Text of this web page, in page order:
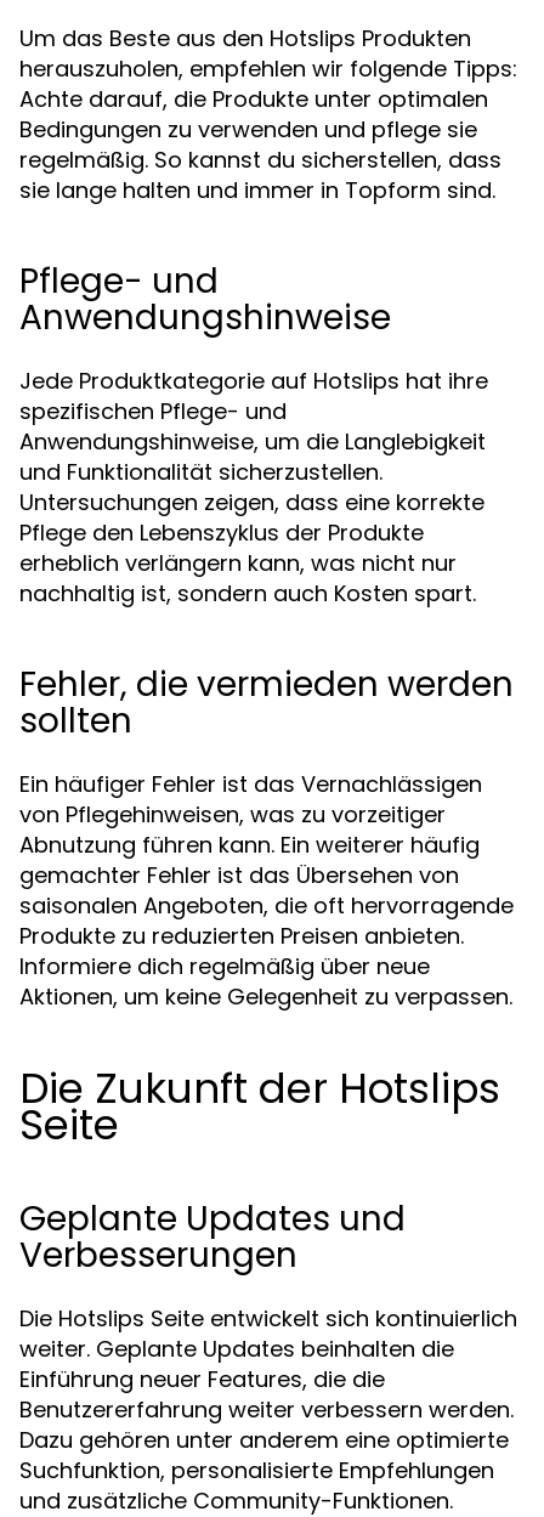
Um das Beste aus den Hotslips Produkten
herauszuholen, empfehlen wir folgende Tipps:
Achte darauf, die Produkte unter optimalen
Bedingungen zu verwenden und pflege sie
regelmäßig. So kannst du sicherstellen, dass
sie lange halten und immer in Topform sind.
Pflege- und
Anwendungshinweise
Jede Produktkategorie auf Hotslips hat ihre
spezifischen Pflege- und
Anwendungshinweise, um die Langlebigkeit
und Funktionalität sicherzustellen.
Untersuchungen zeigen, dass eine korrekte
Pflege den Lebenszyklus der Produkte
erheblich verlängern kann, was nicht nur
nachhaltig ist, sondern auch Kosten spart.
Fehler, die vermieden werden
sollten
Ein häufiger Fehler ist das Vernachlässigen
von Pflegehinweisen, was zu vorzeitiger
Abnutzung führen kann. Ein weiterer häufig
gemachter Fehler ist das Übersehen von
saisonalen Angeboten, die oft hervorragende
Produkte zu reduzierten Preisen anbieten.
Informiere dich regelmäßig über neue
Aktionen, um keine Gelegenheit zu verpassen.
Die Zukunft der Hotslips
Seite
Geplante Updates und
Verbesserungen
Die Hotslips Seite entwickelt sich kontinuierlich
weiter. Geplante Updates beinhalten die
Einführung neuer Features, die die
Benutzererfahrung weiter verbessern werden.
Dazu gehören unter anderem eine optimierte
Suchfunktion, personalisierte Empfehlungen
und zusätzliche Community-Funktionen.